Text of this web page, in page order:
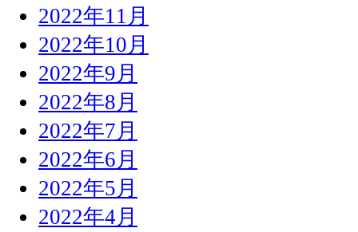
2022年11月
2022年10月
2022年9月
2022年8月
2022年7月
2022年6月
2022年5月
2022年4月